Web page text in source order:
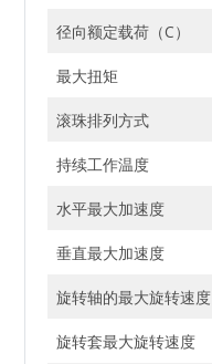
径向额定载荷（C）
最大扭矩
滚珠排列方式
持续工作温度
水平最大加速度
垂直最大加速度
旋转轴的最大旋转速度
旋转套最大旋转速度